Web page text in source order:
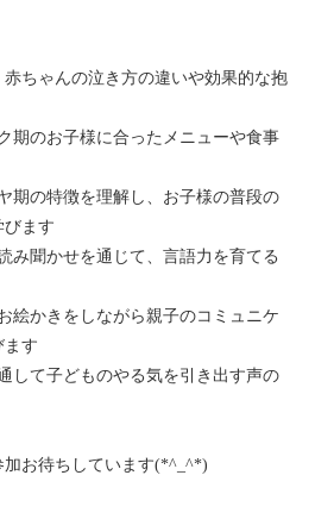
赤ちゃんの泣き方の違いや効果的な抱
期のお子様に合ったメニューや食事
期の特徴を理解し、お子様の普段の
びます
み聞かせを通じて、言語力を育てる
絵かきをしながら親子のコミュニケ
ます
して子どものやる気を引き出す声の
お待ちしています(*^_^*)